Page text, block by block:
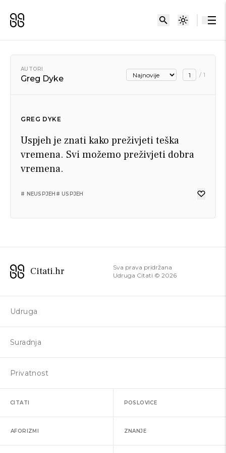
AUTORI
Greg Dyke / 1
GREG DYKE
Uspjeh je znati kako preživjeti teška
vremena. Svi možemo preživjeti dobra
vremena.
# NEUSPJEH # USPJEH
Citati.hr
Sva prava pridržana
Udruga Citati © 2026
Udruga
Suradnja
Privatnost
CITATI POSLOVICE
AFORIZMI ZNANJE